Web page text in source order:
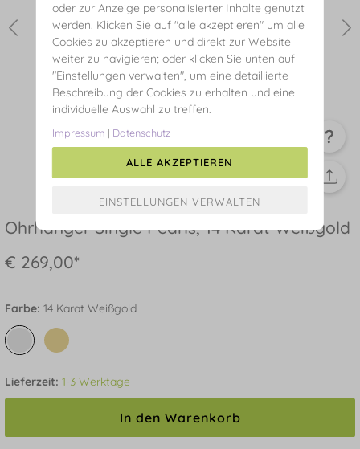
Ohrhänger Single Pearls, 14 Karat Weißgold
€ 269,00*
Farbe: 14 Karat Weißgold
Lieferzeit: 1-3 Werktage
In den Warenkorb
oder zur Anzeige personalisierter Inhalte genutzt
werden. Klicken Sie auf "alle akzeptieren" um alle
Cookies zu akzeptieren und direkt zur Website
weiter zu navigieren; oder klicken Sie unten auf
"Einstellungen verwalten", um eine detaillierte
Beschreibung der Cookies zu erhalten und eine
individuelle Auswahl zu treffen.
Impressum | Datenschutz
ALLE AKZEPTIEREN